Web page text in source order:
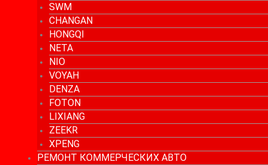
SWM
CHANGAN
HONGQI
NETA
NIO
VOYAH
DENZA
FOTON
LIXIANG
ZEEKR
XPENG
РЕМОНТ КОММЕРЧЕСКИХ АВТО